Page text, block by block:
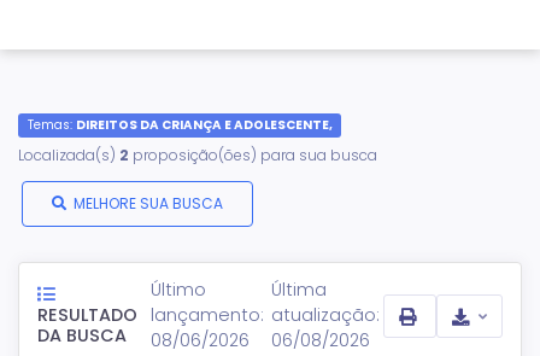
Temas: DIREITOS DA CRIANÇA E ADOLESCENTE,
Localizada(s) 2 proposição(ões) para sua busca
MELHORE SUA BUSCA
RESULTADO
DA BUSCA
Último
lançamento:
08/06/2026
Última
atualização:
06/08/2026